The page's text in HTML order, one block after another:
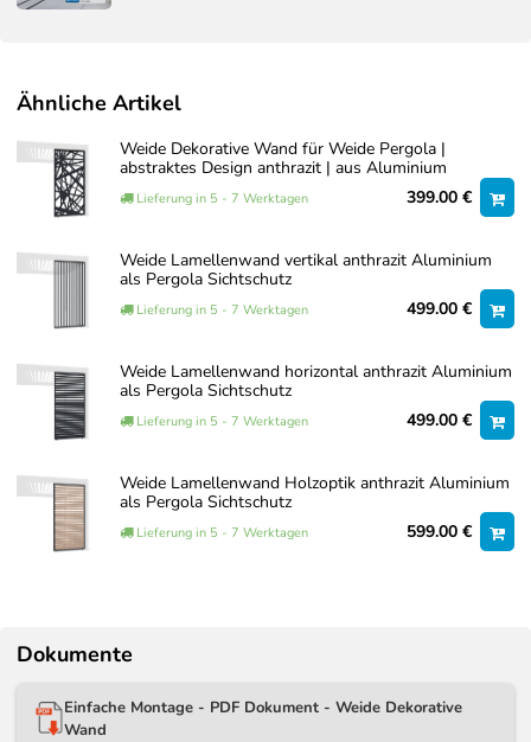
Ähnliche Artikel
Weide Dekorative Wand für Weide Pergola |
abstraktes Design anthrazit | aus Aluminium
Lieferung in 5 - 7 Werktagen 399.00 €
Weide Lamellenwand vertikal anthrazit Aluminium
als Pergola Sichtschutz
Lieferung in 5 - 7 Werktagen 499.00 €
Weide Lamellenwand horizontal anthrazit Aluminium
als Pergola Sichtschutz
Lieferung in 5 - 7 Werktagen 499.00 €
Weide Lamellenwand Holzoptik anthrazit Aluminium
als Pergola Sichtschutz
Lieferung in 5 - 7 Werktagen 599.00 €
Dokumente
Einfache Montage - PDF Dokument - Weide Dekorative
Wand